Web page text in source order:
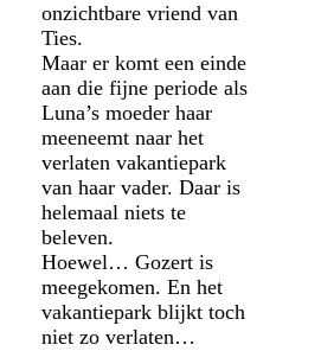
onzichtbare vriend van
Ties.
Maar er komt een einde
aan die fijne periode als
Luna’s moeder haar
meeneemt naar het
verlaten vakantiepark
van haar vader. Daar is
helemaal niets te
beleven.
Hoewel… Gozert is
meegekomen. En het
vakantiepark blijkt toch
niet zo verlaten…